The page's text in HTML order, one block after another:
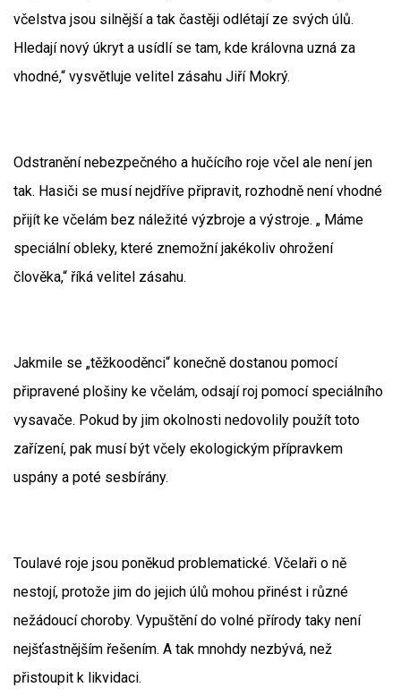
včelstva jsou silnější a tak častěji odlétají ze svých úlů.
Hledají nový úkryt a usídlí se tam, kde královna uzná za
vhodné,“ vysvětluje velitel zásahu Jiří Mokrý.
Odstranění nebezpečného a hučícího roje včel ale není jen
tak. Hasiči se musí nejdříve připravit, rozhodně není vhodné
přijít ke včelám bez náležité výzbroje a výstroje. „ Máme
speciální obleky, které znemožní jakékoliv ohrožení
člověka,“ říká velitel zásahu.
Jakmile se „těžkooděnci“ konečně dostanou pomocí
připravené plošiny ke včelám, odsají roj pomocí speciálního
vysavače. Pokud by jim okolnosti nedovolily použít toto
zařízení, pak musí být včely ekologickým přípravkem
uspány a poté sesbírány.
Toulavé roje jsou poněkud problematické. Včelaři o ně
nestojí, protože jim do jejich úlů mohou přinést i různé
nežádoucí choroby. Vypuštění do volné přírody taky není
nejšťastnějším řešením. A tak mnohdy nezbývá, než
přistoupit k likvidaci.